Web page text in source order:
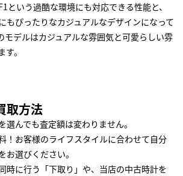
という過酷な環境にも対応できる性能と、
もぴったりなカジュアルなデザインになって
モデルはカジュアルな雰囲気と可愛らしい雰
。
取方法
選んでも査定額は変わりません。
！お客様のライフスタイルに合わせて自分
お選びください。
時に行う「下取り」や、当店の中古時計を